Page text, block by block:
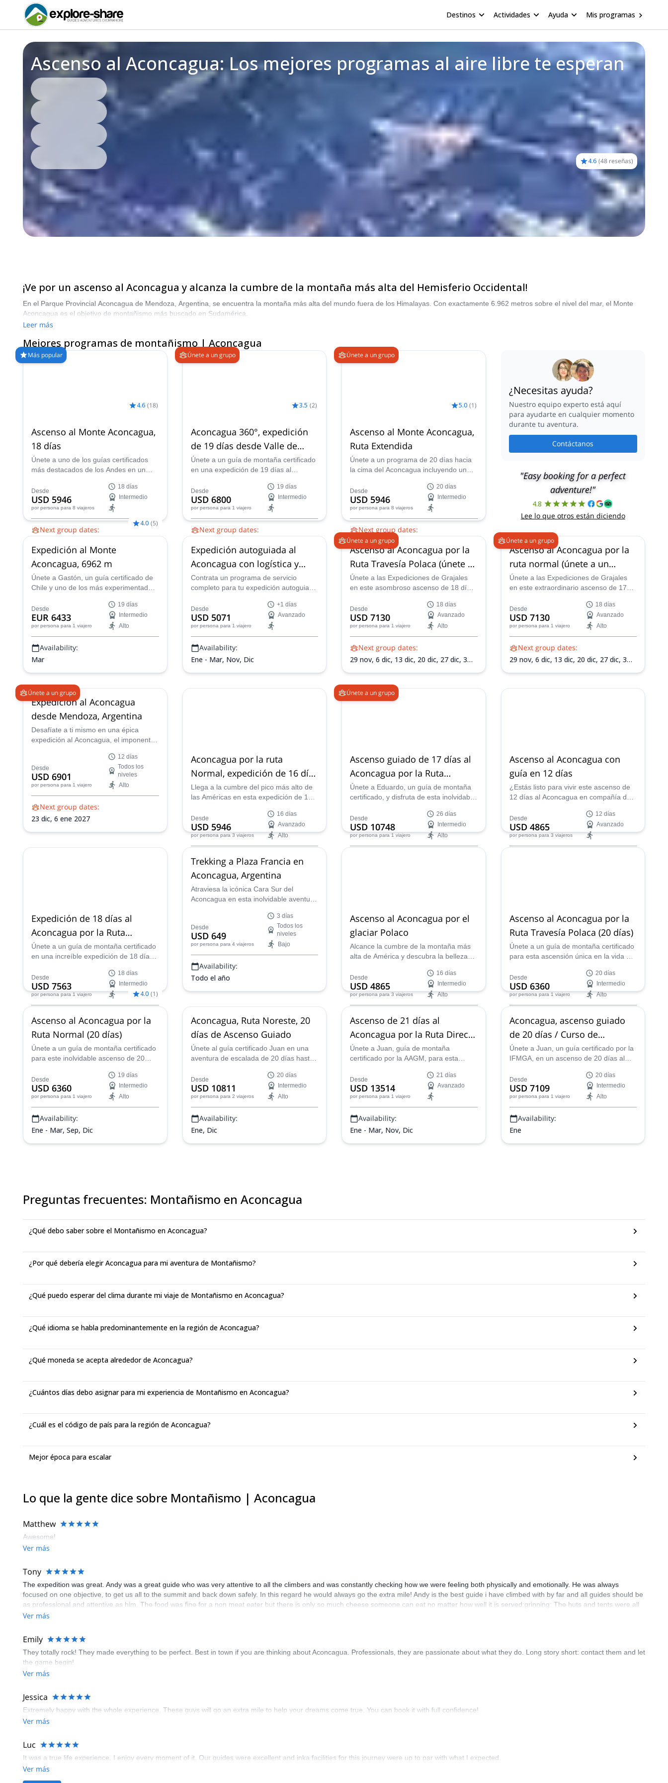
Destinos Actividades Ayuda Mis programas
Ascenso al Aconcagua: Los mejores programas al aire libre te esperan
4.6 (48 reseñas)
¡Ve por un ascenso al Aconcagua y alcanza la cumbre de la montaña más alta del Hemisferio Occidental!
En el Parque Provincial Aconcagua de Mendoza, Argentina, se encuentra la montaña más alta del mundo fuera de los Himalayas. Con exactamente 6.962 metros sobre el nivel del mar, el Monte
Aconcagua es el objetivo de montañismo más buscado en Sudamérica.
Leer más
Mejores programas de montañismo | Aconcagua
Más popular
4.6 (18)
Ascenso al Monte Aconcagua,
18 días
Únete a uno de los guías certificados
más destacados de los Andes en un
la cumbre del Monte Aconcagua en
Argentina, ¡el pico más alto de
Sudamérica!
Desde
USD 5946
por persona para 8 viajeros
18 días
Intermedio
Next group dates:
dic,5 ene 2027,12 ene 2027,
2027,26 ene 2027,2 feb 2027,
2027,
13 feb 2027
Únete a un grupo
3.5 (2)
Aconcagua 360°, expedición
de 19 días desde Valle de
Vacas
Únete a un guía de montaña certificado
en una expedición de 19 días al
con 6962 m. Esta ruta asciende por el
Valle de Vacas y desciende por la Ruta
Normal, ofreciendo una vista
panorámica de este majestuoso pico
andino.
Desde
USD 6800
por persona para 1 viajero
19 días
Intermedio
Next group dates:
ene 2027,8 ene 2027,15 ene 2027,
ene 2027,29 ene 2027,5 feb 2027
Únete a un grupo
5.0 (1)
Ascenso al Monte Aconcagua,
Ruta Extendida
Únete a un programa de 20 días hacia
la cima del Aconcagua incluyendo una
m). Ideal para alpinistas que quieren
asegurarse de aclimatarse
correctamente.
Desde
USD 5946
por persona para 8 viajeros
20 días
Intermedio
Next group dates:
22 nov,30 nov,
dic,3 ene 2027,10 ene 2027,17 ene
2027, 24 ene 2027,31 ene 2027,7 feb
2027
¿Necesitas ayuda?
Nuestro equipo experto está aquí
para ayudarte en cualquier momento
durante tu aventura.
Contáctanos
"Easy booking for a perfect
adventure!"
4.8
Lee lo que otros están diciendo
4.0 (5)
Expedición al Monte
Aconcagua, 6962 m
Únete a Gastón, un guía certificado de
Chile y uno de los más experimentados
Aconcagua, ¡la cumbre más alta de
Sudamérica!
Desde
EUR 6433
por persona para 1 viajero
19 días
Intermedio
Alto
Availability:
Mar
Expedición autoguiada al
Aconcagua con logística y
apoyo
Contrata un programa de servicio
completo para tu expedición autoguiada
servicios de campamento base y apoyo
de mulas incluido, proporcionado por
Inka, una empresa local experimentada
de Mendoza, Argentina.
Desde
USD 5071
por persona para 1 viajero
+1 días
Avanzado
Availability:
Ene - Mar, Nov, Dic
Únete a un grupo
Ascenso al Aconcagua por la
Ruta Travesía Polaca (únete a
un grupo)
Únete a las Expediciones de Grajales
en este asombroso ascenso de 18 días
de travesía polaca. Prepárate para una
experiencia increíble.
Desde
USD 7130
por persona para 1 viajero
18 días
Avanzado
Alto
Next group dates:
29 nov, 6 dic, 13 dic, 20 dic, 27 dic, 3
14 feb 2027
Únete a un grupo
Ascenso al Aconcagua por la
ruta normal (únete a un
grupo)
Únete a las Expediciones de Grajales
en este extraordinario ascenso de 17
ruta normal. ¡Alcanza el pico más alto
de América!
Desde
USD 7130
por persona para 1 viajero
18 días
Avanzado
Alto
Next group dates:
29 nov, 6 dic, 13 dic, 20 dic, 27 dic, 3
14 feb 2027
Únete a un grupo
Expedición al Aconcagua
desde Mendoza, Argentina
Desafíate a ti mismo en una épica
expedición al Aconcagua, el imponente
las Américas. Nuestro itinerario
cuidadosamente diseñado prioriza la
aclimatación, asegurando tu seguridad
y éxito.
Desde
USD 6901
por persona para 1 viajero
12 días
Todos los
niveles
Alto
Next group dates:
23 dic, 6 ene 2027
Aconcagua por la ruta
Normal, expedición de 16 días
al pico más alto de América
Llega a la cumbre del pico más alto de
las Américas en esta expedición de 16
aspirante UIAGM Nicolás.
Desde
USD 5946
por persona para 3 viajeros
16 días
Avanzado
Alto
Availability:
Ene, Feb, Nov, Dic
Únete a un grupo
Ascenso guiado de 17 días al
Aconcagua por la Ruta
Normal
Únete a Eduardo, un guía de montaña
certificado, y disfruta de esta inolvidable
cumbre del Aconcagua, el pico más alto
de Sudamérica.
Desde
USD 10748
por persona para 1 viajero
26 días
Intermedio
Alto
Ascenso al Aconcagua con
guía en 12 días
¿Estás listo para vivir este ascenso de
12 días al Aconcagua en compañía del
Martín? ¡Él liderará el ascenso a
América, una experiencia única en la
vida!
Desde
USD 4865
por persona para 3 viajeros
12 días
Avanzado
Expedición de 18 días al
Aconcagua por la Ruta
Normal
Únete a un guía de montaña certificado
en una increíble expedición de 18 días
más alto del Hemisferio Sur.
Desde
USD 7563
por persona para 1 viajero
18 días
Intermedio
Availability:
Trekking a Plaza Francia en
Aconcagua, Argentina
Atraviesa la icónica Cara Sur del
Aconcagua en esta inolvidable aventura
Provincial Aconcagua con Sebastián, un
guía local experimentado. ¡Presencia
impresionantes glaciares, vastos
paisajes y la diversa belleza de los
Desde
USD 649
por persona para 4 viajeros
3 días
Todos los
niveles
Bajo
Availability:
Todo el año
Ascenso al Aconcagua por el
glaciar Polaco
Alcance la cumbre de la montaña más
alta de América y descubra la belleza
excursión de ascenso de 16 días.
Desde
USD 4865
por persona para 3 viajeros
16 días
Intermedio
Alto
Availability:
Ascenso al Aconcagua por la
Ruta Travesía Polaca (20 días)
Únete a un guía de montaña certificado
para esta ascensión única en la vida al
días escalando el Aconcagua y disfruta
de una auténtica experiencia en el
backcountry andino.
Desde
USD 6360
por persona para 1 viajero
20 días
Intermedio
Alto
Ene, Feb, Dic
4.0 (1)
Ascenso al Aconcagua por la
Ruta Normal (20 días)
Únete a un guía de montaña certificado
para este inolvidable ascenso de 20
los Andes en el oeste de Argentina.
¡Disfruta de vistas increíbles en el
camino mientras subimos lentamente la
montaña más alta fuera de Asia!
Desde
USD 6360
por persona para 1 viajero
19 días
Intermedio
Alto
Availability:
Ene - Mar, Sep, Dic
Aconcagua, Ruta Noreste, 20
días de Ascenso Guiado
Únete al guía certificado Juan en una
aventura de escalada de 20 días hasta
Américas, el gran Aconcagua en los
Andes de Argentina.
Desde
USD 10811
por persona para 2 viajeros
20 días
Intermedio
Alto
Availability:
Ene, Dic
Ascenso de 21 días al
Aconcagua por la Ruta Directa
Polaca
Únete a Juan, guía de montaña
certificado por la AAGM, para esta
ascender el pico más alto de América,
el imponente y hermoso Aconcagua en
Mendoza.
Desde
USD 13514
por persona para 1 viajero
21 días
Avanzado
Availability:
Ene - Mar, Nov, Dic
Aconcagua, ascenso guiado
de 20 días / Curso de
medicina de emergencias
Únete a Juan, un guía certificado por la
IFMGA, en un ascenso de 20 días al
Argentina, y también disfruta de un
exhaustivo curso de educación médica
en la naturaleza durante la escalada.
Desde
USD 7109
por persona para 1 viajero
20 días
Intermedio
Alto
Availability:
Ene
Preguntas frecuentes: Montañismo en Aconcagua
¿Qué debo saber sobre el Montañismo en Aconcagua?
¿Por qué debería elegir Aconcagua para mi aventura de Montañismo?
¿Qué puedo esperar del clima durante mi viaje de Montañismo en Aconcagua?
¿Qué idioma se habla predominantemente en la región de Aconcagua?
¿Qué moneda se acepta alrededor de Aconcagua?
¿Cuántos días debo asignar para mi experiencia de Montañismo en Aconcagua?
¿Cuál es el código de país para la región de Aconcagua?
Mejor época para escalar
Lo que la gente dice sobre Montañismo | Aconcagua
Matthew
Awesome!
Ver más
Tony
The expedition was great. Andy was a great guide who was very attentive to all the climbers and was constantly checking how we were feeling both physically and emotionally. He was always
focused on one objective, to get us all to the summit and back down safely. In this regard he would always go the extra mile! Andy is the best guide i have climbed with by far and all guides should be
as professional and attentive as him. The food was fine for a non meat eater but there is only so much cheese someone can eat no matter how well it is served:grinning: The huts and tents were all
good. The mountain was hard, the summit was harder! I was totally exhausted but felt great after the summit. The Hotel was good with a nice pool and Mendoza was a really nice place to be with
Ver más
Emily
They totally rock! They made everything to be perfect. Best in town if you are thinking about Aconcagua. Professionals, they are passionate about what they do. Long story short: contact them and let
the game begin!
Ver más
Jessica
Extremely happy with the whole experience. These guys will go an extra mile to help your dreams come true. You can book it with full confidence!
Ver más
Luc
It was a true life experience. I enjoy every moment of it. Our guides were excellent and inka facilities for this journey were up to par with what I expected.
Ver más